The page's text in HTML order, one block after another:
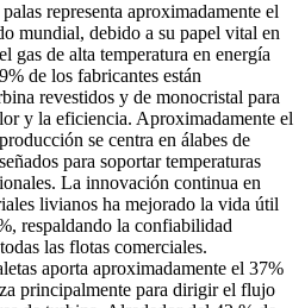
representa aproximadamente el
mundial, debido a su papel vital en
gas de alta temperatura en energía
de los fabricantes están
revestidos y de monocristal para
y la eficiencia. Aproximadamente el
se centra en álabes de
para soportar temperaturas
La innovación continua en
livianos ha mejorado la vida útil
respaldando la confiabilidad
las flotas comerciales.
aporta aproximadamente el 37%
principalmente para dirigir el flujo